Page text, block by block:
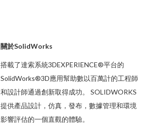
關於SolidWorks
搭載了達索系統3DEXPERIENCE®平台的
SolidWorks®3D應用幫助數以百萬計的工程師
和設計師通過創新取得成功。 SOLIDWORKS
提供產品設計，仿真，發布，數據管理和環境
影響評估的一個直觀的體驗。